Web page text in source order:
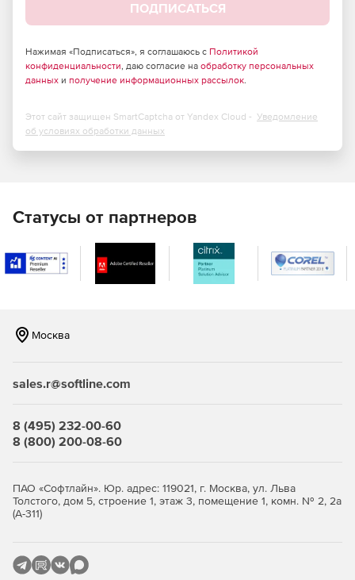
ПОДПИСАТЬСЯ
Нажимая «Подписаться», я соглашаюсь с Политикой
конфиденциальности, даю согласие на обработку персональных
данных и получение информационных рассылок.
Этот сайт защищен SmartCaptcha от Yandex Cloud - Уведомление
об условиях обработки данных
Статусы от партнеров
Москва
sales.r@softline.com
8 (495) 232-00-60
8 (800) 200-08-60
ПАО «Софтлайн». Юр. адрес: 119021, г. Москва, ул. Льва
Толстого, дом 5, строение 1, этаж 3, помещение 1, комн. № 2, 2а
(А-311)